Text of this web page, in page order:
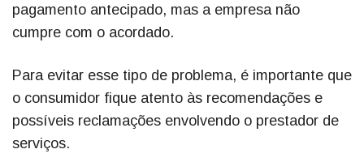
pagamento antecipado, mas a empresa não
cumpre com o acordado.
Para evitar esse tipo de problema, é importante que
o consumidor fique atento às recomendações e
possíveis reclamações envolvendo o prestador de
serviços.